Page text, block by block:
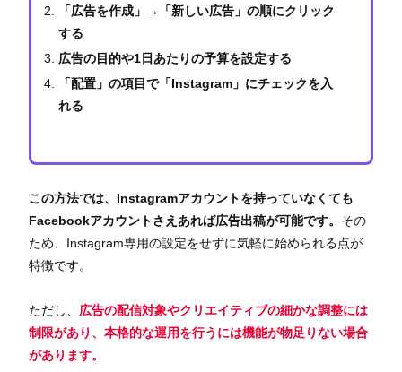
「広告を作成」→「新しい広告」の順にクリック
する
広告の目的や1日あたりの予算を設定する
「配置」の項目で「Instagram」にチェックを入
れる
この方法では、Instagramアカウントを持っていなくても
Facebookアカウントさえあれば広告出稿が可能です。 その
ため、Instagram専用の設定をせずに気軽に始められる点が
特徴です。
ただし、 広告の配信対象やクリエイティブの細かな調整には
制限があり、本格的な運用を行うには機能が物足りない場合
があります。